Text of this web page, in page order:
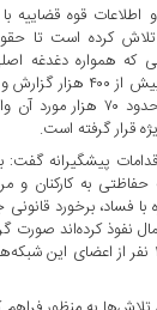
قوه قضاییه
تلاش کرده است تا
که همواره دغدغه
است. در سال ۱۴۰۳
نهاد ارسال شده که حدود
قرار گرفته است.
به کارکنان و
با فساد، برخورد
فساد شناسایی و ۱۹۹ نفر از